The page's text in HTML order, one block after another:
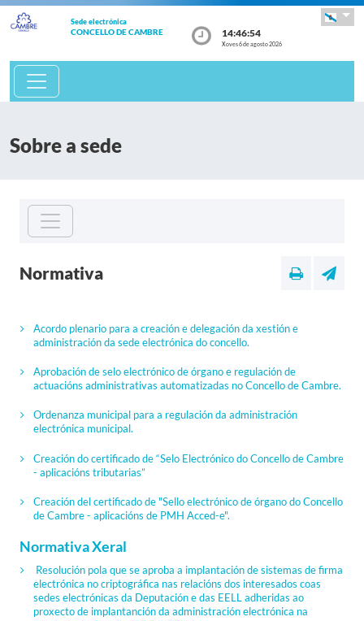
Sede electrónica
CONCELLO DE CAMBRE 14:46:54
Xoves 6 de agosto 2026
Sobre a sede
Normativa
Acordo plenario para a creación e delegación da xestión e
administración da sede electrónica do concello.
Aprobación de selo electrónico de órgano e regulación de
actuacións administrativas automatizadas no Concello de Cambre.
Ordenanza municipal para a regulación da administración
electrónica municipal.
Creación do certificado de “Selo Electrónico do Concello de Cambre
- aplicacións tributarias”
Creación del certificado de "Sello electrónico de órgano do Concello
de Cambre - aplicacións de PMH Acced-e".
Normativa Xeral
Resolución pola que se aproba a implantación de sistemas de firma
electrónica no criptográfica nas relacións dos interesados coas
sedes electrónicas da Deputación e das EELL adheridas ao
proxecto de implantanción da administración electrónica na